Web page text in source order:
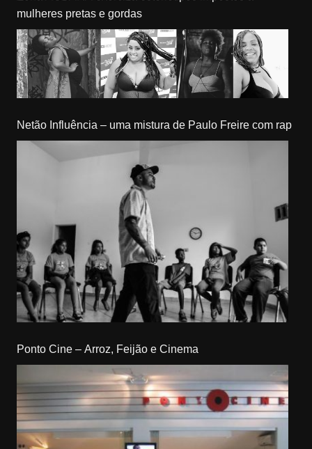
mulheres pretas e gordas
Netão Influência – uma mistura de Paulo Freire com rap
Ponto Cine – Arroz, Feijão e Cinema